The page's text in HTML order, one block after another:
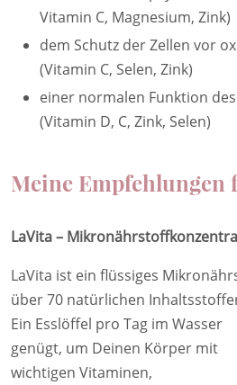
Vitamin C, Magnesium, Zink)
dem Schutz der Zellen vor
(Vitamin C, Selen, Zink)
einer normalen Funktion
(Vitamin D, C, Zink, Selen)
Meine Empfehlungen
LaVita –
LaVita ist ein flüssiges
über 70 natürlichen
Ein Esslöffel pro Tag im Wasser
genügt, um Deinen Körper mit
wichtigen Vitaminen,